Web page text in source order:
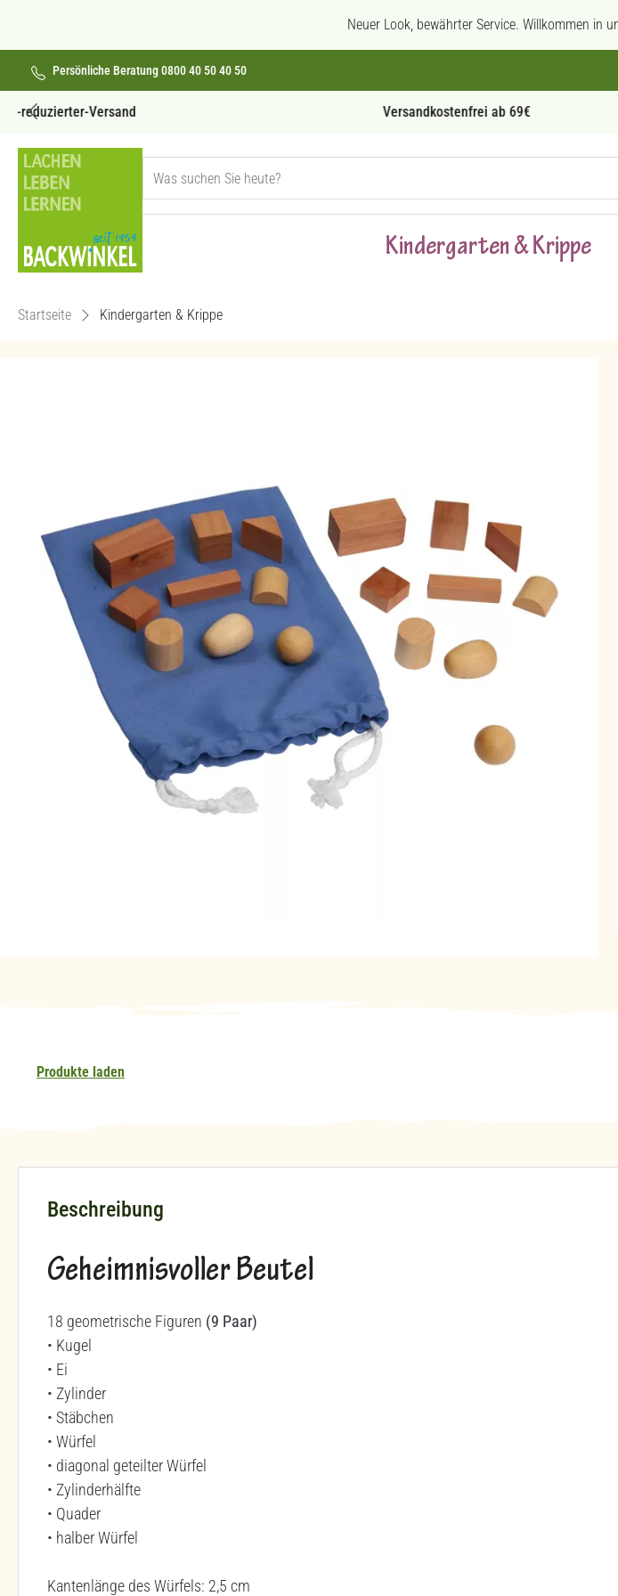
Neuer Look, bewährter Service. Willkommen in
Persönliche Beratung 0800 40 50 40 50
Versandkostenfrei ab 69€
Kindergarten & Krippe
Startseite Kindergarten & Krippe
Produkte laden
Beschreibung
Geheimnisvoller Beutel
18 geometrische Figuren (9 Paar)
• Kugel
• Ei
• Zylinder
• Stäbchen
• Würfel
• diagonal geteilter Würfel
• Zylinderhälfte
• Quader
• halber Würfel
Kantenlänge des Würfels: 2,5 cm